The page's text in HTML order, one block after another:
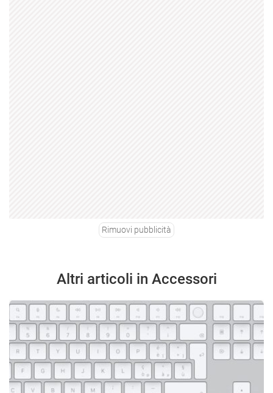
Rimuovi pubblicità
Altri articoli in Accessori